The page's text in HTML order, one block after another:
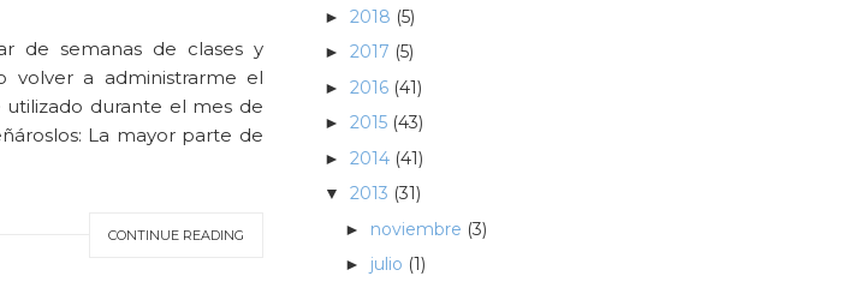
de semanas de clases y
volver a administrarme el
durante el mes de
La mayor parte de
CONTINUE READING
► 2018 (5)
► 2017 (5)
► 2016 (41)
► 2015 (43)
► 2014 (41)
▼ 2013 (31)
► noviembre (3)
► julio (1)